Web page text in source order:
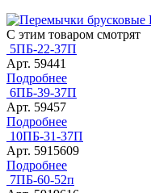
С этим товаром смотрят
5ПБ-22-37П
Арт. 59441
Подробнее
6ПБ-39-37П
Арт. 59457
Подробнее
10ПБ-31-37П
Арт. 5915609
Подробнее
7ПБ-60-52п